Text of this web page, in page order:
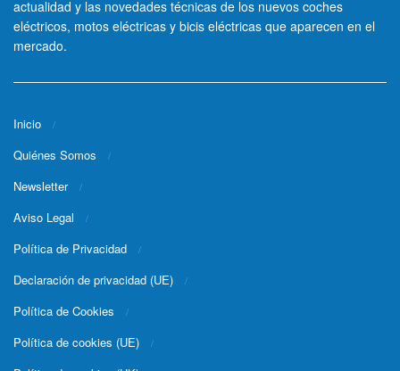
actualidad y las novedades técnicas de los nuevos coches
eléctricos, motos eléctricas y bicis eléctricas que aparecen en el
mercado.
Inicio
Quiénes Somos
Newsletter
Aviso Legal
Política de Privacidad
Declaración de privacidad (UE)
Política de Cookies
Política de cookies (UE)